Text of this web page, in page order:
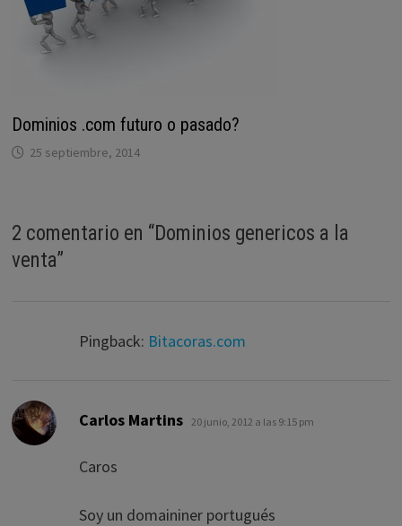
Dominios .com futuro o pasado?
25 septiembre, 2014
2 comentario en “Dominios genericos a la
venta”
Pingback: Bitacoras.com
Carlos Martins dice:
20 junio, 2012 a las 9:15 pm
Caros
Soy un domaininer portugués